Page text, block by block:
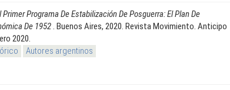
Primer Programa De Estabilización De Posguerra: El Plan De
De 1952 . Buenos Aires, 2020. Revista Movimiento. Anticipo
2020.
Autores argentinos